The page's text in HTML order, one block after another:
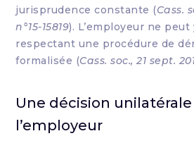
jurisprudence constante (Cass.
n°15-15819). L’employeur ne
respectant une procédure de
formalisée (Cass. soc., 21 sept.
Une décision
l’employeur